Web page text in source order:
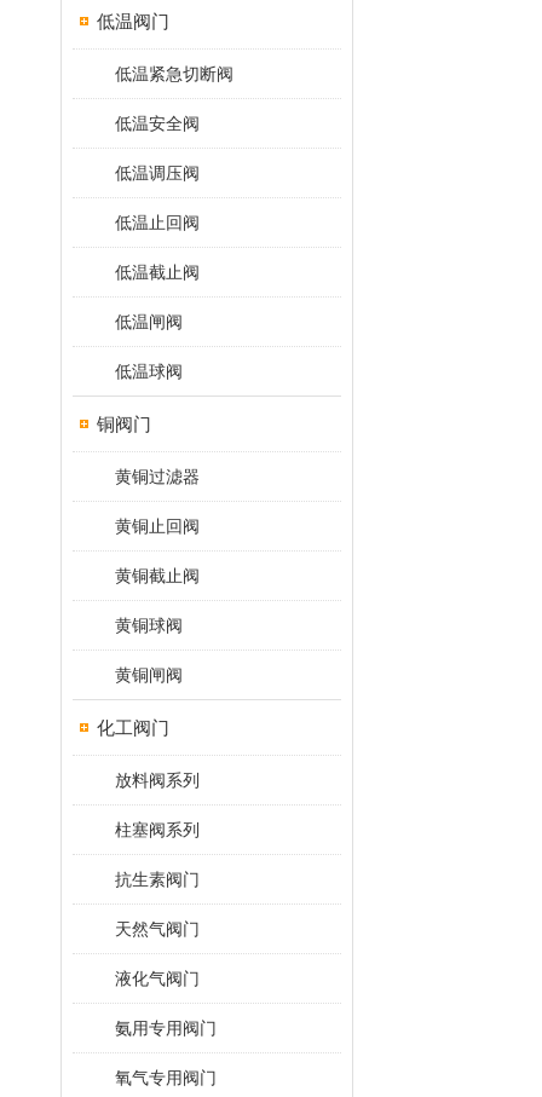
低温阀门
低温紧急切断阀
低温安全阀
低温调压阀
低温止回阀
低温截止阀
低温闸阀
低温球阀
铜阀门
黄铜过滤器
黄铜止回阀
黄铜截止阀
黄铜球阀
黄铜闸阀
化工阀门
放料阀系列
柱塞阀系列
抗生素阀门
天然气阀门
液化气阀门
氨用专用阀门
氧气专用阀门